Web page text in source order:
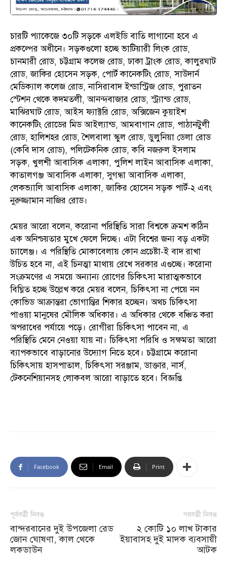
চারটি প্যাকেজে ৩০টি সড়কে এলইডি বাতি লাগানো হবে এ
প্রকল্পের অধীনে। সড়কগুলো হচ্ছে ভাটিয়ারী লিংক রোড,
চানমারী রোড, চট্টগ্রাম কলেজ রোড, ঢাকা ট্রাংক রোড, কালুরঘাট
রোড, জাকির হোসেন সড়ক, পোর্ট কানেকটিং রোড, সাউদার্ন
মেডিক্যাল কলেজ রোড, নাসিরাবাদ ইন্ডাস্ট্রিজ রোড, পুরাতন
স্টেশন থেকে কদমতলী, আনন্দবাজার রোড, স্ট্র্যান্ড রোড,
মাঝিরঘাট রোড, আইস ফ্যাক্টরি রোড, অক্সিজেন কুয়াইশ
কানেকটিং রোডের মিড আইল্যান্ড, আমবাগান রোড, পাঠানটুলী
রোড, হালিশহর রোড, শৈলবালা স্কুল রোড, ডুলুনিয়া ডেলা রোড
(কেবি দাস রোড), পলিটেকনিক রোড, কবি নজরুল ইসলাম
সড়ক, খুলশী আবাসিক এলাকা, পুলিশ লাইন আবাসিক এলাকা,
কাতালগঞ্জ আবাসিক এলাকা, সুগন্ধা আবাসিক এলাকা,
লেকভ্যালি আবাসিক এলাকা, জাকির হোসেন সড়ক পার্ট-২ এবং
নুরুজ্জামান নাজির রোড।
মেয়র আরো বলেন, করোনা পরিস্থিতি সারা বিশ্বকে ক্রমশ কঠিন
এক অনিশ্চয়তার মুখে ফেলে দিচ্ছে। এটা বিশ্বের জন্য বড় একটা
চ্যালেঞ্জ। এ পরিস্থিতি মোকাবেলায় কোন প্রচেষ্টা-ই বাদ রাখা
উচিত হবে না, এই চিনত্মা মাথায় রেখে সরকার এগুচ্ছে। করোনা
সংক্রমণের এ সময়ে অন্যান্য রোগের চিকিৎসা মারাত্মকভাবে
বিঘ্নিত হচ্ছে উল্লেখ করে মেয়র বলেন, চিকিৎসা না পেয়ে নন
কোভিড আক্রান্তরা ভোগান্তির শিকার হচ্ছেন। অথচ চিকিৎসা
পাওয়া মানুষের মৌলিক অধিকার। এ অধিকার থেকে বঞ্চিত করা
অপরাধের পর্যায়ে পড়ে। রোগীরা চিকিৎসা পাবেন না, এ
পরিস্থিতি মেনে নেওয়া যায় না। চিকিৎসা পরিধি ও সক্ষমতা আরো
ব্যাপকভাবে বাড়ানোর উদ্যোগ নিতে হবে। চট্টগ্রামে করোনা
চিকিৎসায় হাসপাতাল, চিকিৎসা সরঞ্জাম, ডাক্তার, নার্স,
টেকনেশিয়ানসহ লোকবল আরো বাড়াতে হবে। বিজ্ঞপ্তি
Facebook Email Print
পূর্ববর্তী নিবন্ধ
বান্দরবানের দুই উপজেলা রেড
জোন ঘোষণা, কাল থেকে
লকডাউন
পরবর্তী নিবন্ধ
২ কোটি ১০ লাখ টাকার
ইয়াবাসহ দুই মাদক ব্যবসায়ী
আটক